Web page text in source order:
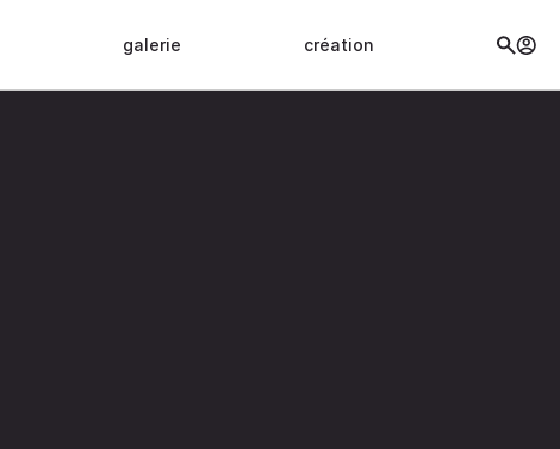
galerie création